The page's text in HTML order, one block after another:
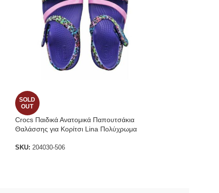
SOLD
OUT
Crocs Παιδικά Ανατομικά Παπουτσάκια
Θαλάσσης για Κορίτσι Lina Πολύχρωμα
SKU: 204030-506